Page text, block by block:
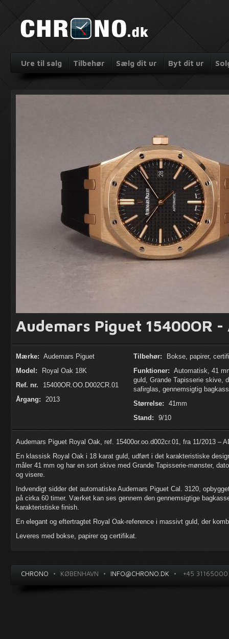
Ure til salg Tilbehør Sælg dit ur Byt dit ur
Audemars Piguet 15400OR
Mærke: Audemars Piguet
Model:
Royal Oak 18K
Ref. nr.
15400OR.OO.D002CR.01
Årgang:
2013
Tilbehør:
Bokse, papirer,
Funktioner: Automatisk, 41
guld, Grande Tapisserie skive,
safirglas, gennemsigtig
Størrelse:
41mm
Stand:
9/10
Audemars Piguet Royal Oak, ref. 15400or.oo.d002cr.01, fra 11/2013 –
En klassisk Royal Oak i 18 karat guld, udført i det karakteristiske
måler 41 mm og har en sort skive med Grande Tapisserie-mønster,
og visere.
Indvendigt sidder det automatiske Audemars Piguet Cal. 3120,
på cirka 60 timer. Værket kan ses gennem den gennemsigtige
karakteristiske finish.
En elegant og eftertragtet Royal Oak-reference i massivt guld, der
Leveres med bokse, papirer og certifikat.
CHRONO • KØBENHAVN • INFO@CHRONO.DK • +45 31165000